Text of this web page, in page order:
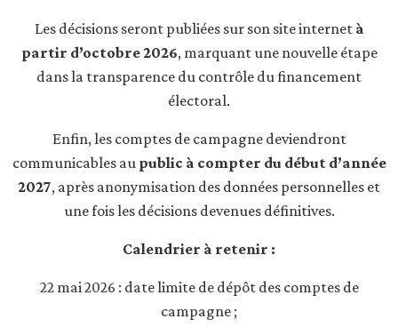
Les décisions seront publiées sur son site internet à
partir d’octobre 2026, marquant une nouvelle étape
dans la transparence du contrôle du financement
électoral.
Enfin, les comptes de campagne deviendront
communicables au public à compter du début d’année
2027, après anonymisation des données personnelles et
une fois les décisions devenues définitives.
Calendrier à retenir :
22 mai 2026 : date limite de dépôt des comptes de
campagne ;